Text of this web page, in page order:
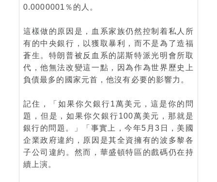
0.0000001％的人。
這樣做的原因是，血系家族仍然控制着私人所
有的中央銀行，以獲取暴利，而不是為了造福
蒼生。特朗普被反血系的諾斯特派光明會所取
代，他無法改變這一點，因為作為世界歷史上
負債最多的國家元首，他沒有必要的影響力。
記住，「如果你欠銀行1萬美元，這是你的問
題，但是，如果你欠銀行100萬美元，那就是
銀行的問題。」「事實上，今年5月3日，美國
企業政府違約，原因是其全資擁有的波多黎各
子公司違約。然而，華盛頓特區的戲碼仍在持
續上演。